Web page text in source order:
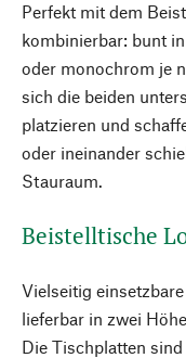
Perfekt mit dem
kombinierbar: bunt
oder monochrom je
sich die beiden
platzieren und
oder ineinander
Stauraum.
Beistelltische
Vielseitig
lieferbar in zwei
Die Tischplatten